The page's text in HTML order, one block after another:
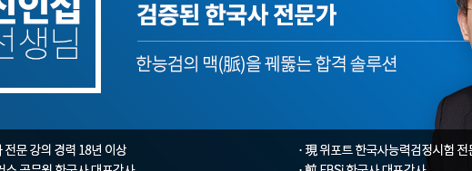
[핵심 테마로 한번에 끝내는 한국사능력검정 <전근대사편>]
후기